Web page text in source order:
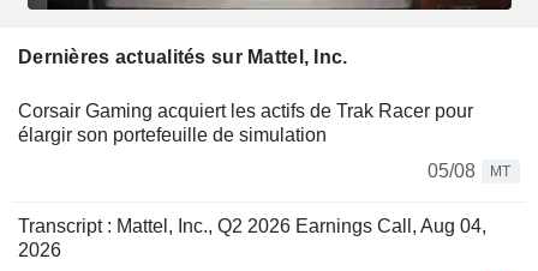
Dernières actualités sur Mattel, Inc.
Corsair Gaming acquiert les actifs de Trak Racer pour
élargir son portefeuille de simulation
05/08
MT
Transcript : Mattel, Inc., Q2 2026 Earnings Call, Aug 04,
2026